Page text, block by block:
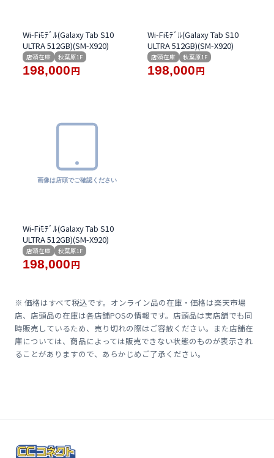
Wi-Fiﾓﾃﾞﾙ(Galaxy Tab S10
ULTRA 512GB)(SM-X920)
店頭在庫 秋葉原1F
198,000 円
Wi-Fiﾓﾃﾞﾙ(Galaxy Tab S10
ULTRA 512GB)(SM-X920)
店頭在庫 秋葉原1F
198,000 円
Wi-Fiﾓﾃﾞﾙ(Galaxy Tab S10
ULTRA 512GB)(SM-X920)
店頭在庫 秋葉原1F
198,000 円
※ 価格はすべて税込です。オンライン品の在庫・価格は楽天市場
店、店頭品の在庫は各店舗POSの情報です。店頭品は実店舗でも同
時販売しているため、売り切れの際はご容赦ください。また店舗在
庫については、商品によっては販売できない状態のものが表示され
ることがありますので、あらかじめご了承ください。